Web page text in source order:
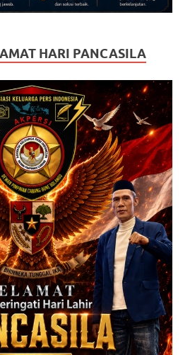
HARI PANCASILA